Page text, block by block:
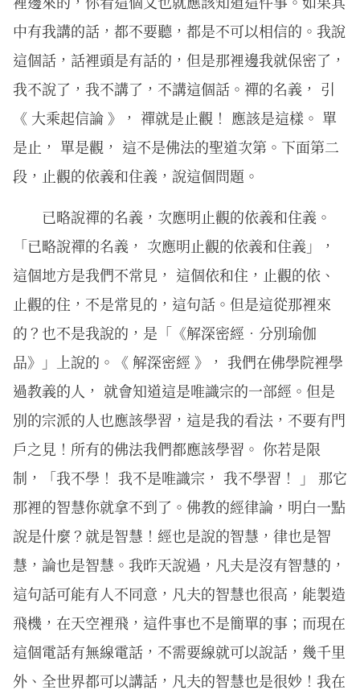
中有我講的話，都不要聽，都是不可以相信的。我說
這個話，話裡頭是有話的，但是那裡邊我就保密了，
我不說了，我不講了，不講這個話。禪的名義， 引
《 大乘起信論 》， 禪就是止觀！ 應該是這樣。 單
是止， 單是觀， 這不是佛法的聖道次第。下面第二
段，止觀的依義和住義，說這個問題。
已略說禪的名義，次應明止觀的依義和住義。
「已略說禪的名義， 次應明止觀的依義和住義」，
這個地方是我們不常見， 這個依和住，止觀的依、
止觀的住，不是常見的，這句話。但是這從那裡來
的？也不是我說的，是「《解深密經．分別瑜伽
品》」上說的。《 解深密經 》， 我們在佛學院裡學
過教義的人， 就會知道這是唯識宗的一部經。但是
別的宗派的人也應該學習，這是我的看法，不要有門
戶之見！所有的佛法我們都應該學習。 你若是限
制，「我不學！ 我不是唯識宗， 我不學習！ 」 那它
那裡的智慧你就拿不到了。佛教的經律論，明白一點
說是什麼？就是智慧！經也是說的智慧，律也是智
慧，論也是智慧。我昨天說過，凡夫是沒有智慧的，
這句話可能有人不同意，凡夫的智慧也很高，能製造
飛機，在天空裡飛，這件事也不是簡單的事；而現在
這個電話有無線電話，不需要線就可以說話，幾千里
外、全世界都可以講話，凡夫的智慧也是很妙！我在